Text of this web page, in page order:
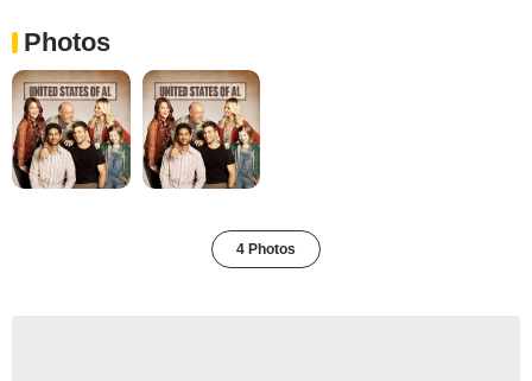
Photos
4 Photos